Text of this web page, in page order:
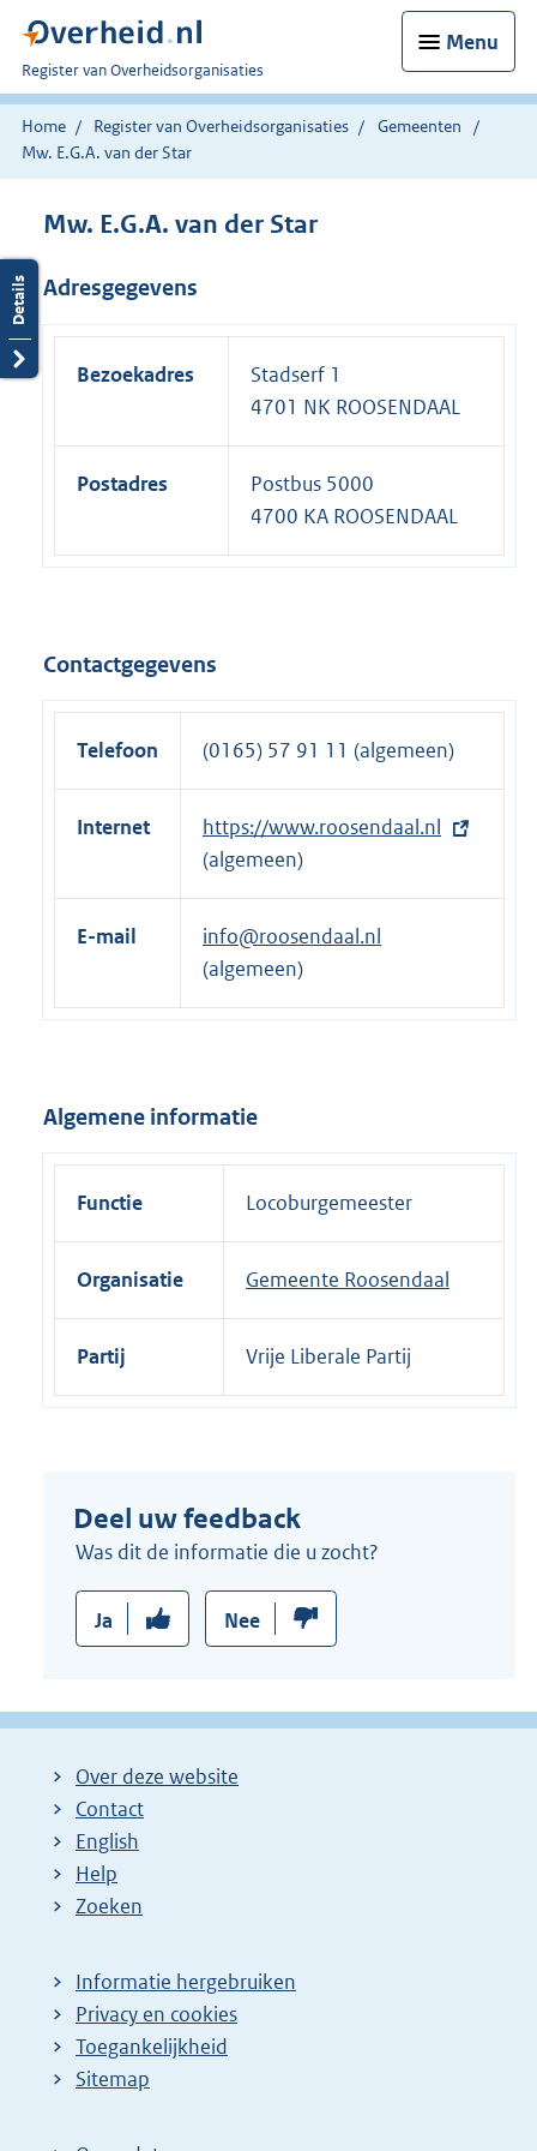
Menu
U
bent
nu
hier:
Register van Overheidsorganisaties
Home Register van Overheidsorganisaties
Gemeenten
Mw. E.G.A. van der Star
Mw. E.G.A. van der Star
Adresgegevens
Bezoekadres
Stadserf 1
4701 NK ROOSENDAAL
Postadres
Postbus 5000
4700 KA ROOSENDAAL
Contactgegevens
Telefoon (0165) 57 91 11 (algemeen)
Internet
E
x
t
e
r
e
n
k
https://www.roosendaal.nl
(algemeen)
E-mail
info@roosendaal.nl
(algemeen)
Algemene informatie
Functie Locoburgemeester
Organisatie Gemeente Roosendaal
Partij Vrije Liberale Partij
Deel uw feedback
Was dit de informatie die u zocht?
Ja Nee
Over deze website
Contact
English
Help
Zoeken
Informatie hergebruiken
Privacy en cookies
Toegankelijkheid
Sitemap